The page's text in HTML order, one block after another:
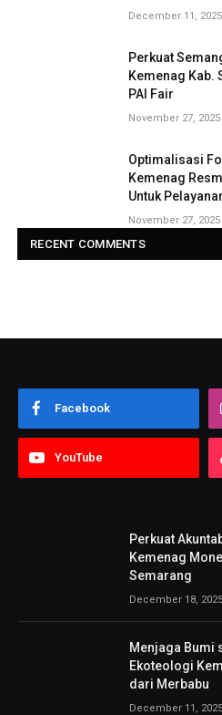
December 11, 2025
Perkuat
Kemenag Kab.
PAI Fair
November 27, 2025
Optimalisasi
Kemenag
Untuk
November 27, 2025
RECENT COMMENTS
Facebook
YouTube
Perkuat
Kemenag
Semarang
December 18, 2025
Menjaga Bumi
Ekoteologi
dari Merbabu
December 11, 2025